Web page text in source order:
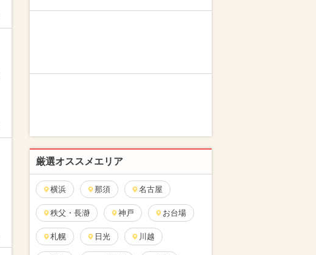
厳選オススメエリア
横浜 那須 名古屋
秩父・長瀞 神戸 お台場
札幌 日光 川越